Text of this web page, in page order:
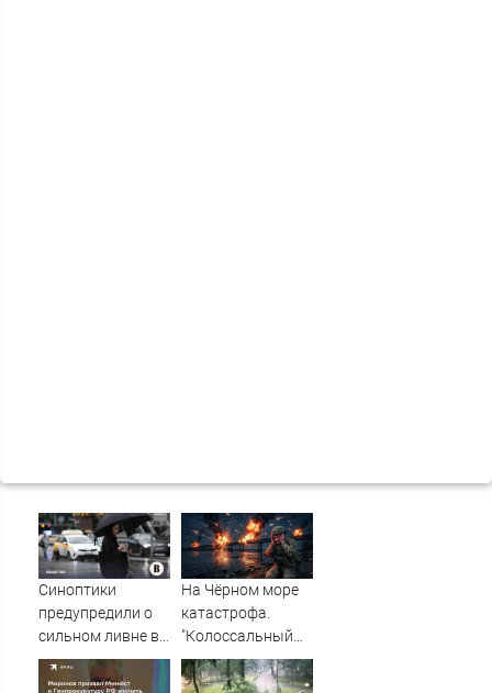
Синоптики
предупредили о
сильном ливне в
Москве 7 августа
На Чёрном море
катастрофа.
"Колоссальный
удар": Такого не
было за всю СВО